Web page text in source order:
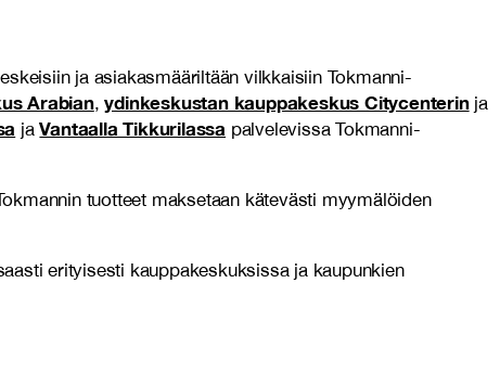
ja asiakasmääriltään vilkkaisiin Tokmanni-
Arabian,ydinkeskustan kauppakeskus Citycenterinja
jaVantaalla Tikkurilassa palvelevissa Tokmanni-
tuotteet maksetaan kätevästi myymälöiden
erityisesti kauppakeskuksissa ja kaupunkien